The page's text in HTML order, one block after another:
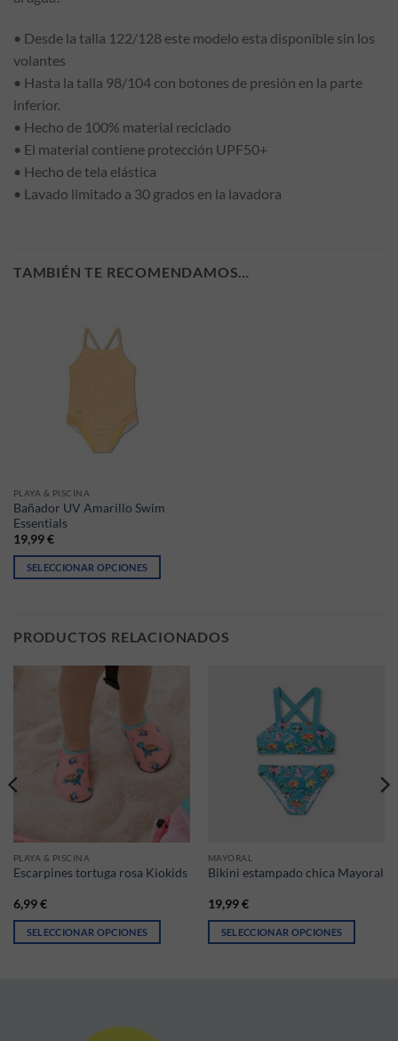
• Desde la talla 122/128 este modelo esta disponible sin los
volantes
• Hasta la talla 98/104 con botones de presión en la parte
inferior.
• Hecho de 100% material reciclado
• El material contiene protección UPF50+
• Hecho de tela elástica
• Lavado limitado a 30 grados en la lavadora
TAMBIÉN TE RECOMENDAMOS…
PLAYA & PISCINA
Bañador UV Amarillo Swim
Essentials
19,99€
SELECCIONAR OPCIONES
PRODUCTOS RELACIONADOS
PLAYA & PISCINA
Escarpines tortuga rosa Kiokids
6,99€
SELECCIONAR OPCIONES
MAYORAL
Bikini estampado chica Mayoral
19,99€
SELECCIONAR OPCIONES